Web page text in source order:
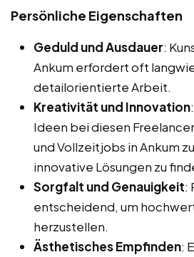
Persönliche Eigenschaften
Geduld und Ausdauer:
Ankum erfordert oft
detailorientierte Arbeit.
Kreativität und Innovation
Ideen bei diesen
und Vollzeitjobs in Ankum
innovative Lösungen zu
Sorgfalt und Genauigkeit:
entscheidend, um
herzustellen.
Ästhetisches Empfinden: